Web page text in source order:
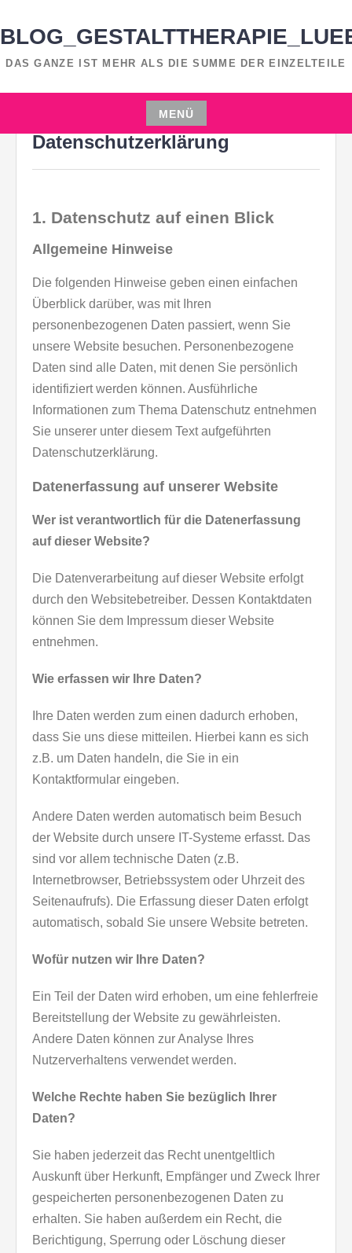
Inhalt
DAS GANZE IST MEHR ALS DIE SUMME DER EINZELTEILE
MENÜ
ZumDatenschutzerklärung
1. Datenschutz auf einen Blick
Allgemeine Hinweise
Die folgenden Hinweise geben einen einfachen
Überblick darüber, was mit Ihren
personenbezogenen Daten passiert, wenn Sie
unsere Website besuchen. Personenbezogene
Daten sind alle Daten, mit denen Sie persönlich
identifiziert werden können. Ausführliche
Informationen zum Thema Datenschutz entnehmen
Sie unserer unter diesem Text aufgeführten
Datenschutzerklärung.
Datenerfassung auf unserer Website
Wer ist verantwortlich für die Datenerfassung
auf dieser Website?
Die Datenverarbeitung auf dieser Website erfolgt
durch den Websitebetreiber. Dessen Kontaktdaten
können Sie dem Impressum dieser Website
entnehmen.
Wie erfassen wir Ihre Daten?
Ihre Daten werden zum einen dadurch erhoben,
dass Sie uns diese mitteilen. Hierbei kann es sich
z.B. um Daten handeln, die Sie in ein
Kontaktformular eingeben.
Andere Daten werden automatisch beim Besuch
der Website durch unsere IT-Systeme erfasst. Das
sind vor allem technische Daten (z.B.
Internetbrowser, Betriebssystem oder Uhrzeit des
Seitenaufrufs). Die Erfassung dieser Daten erfolgt
automatisch, sobald Sie unsere Website betreten.
Wofür nutzen wir Ihre Daten?
Ein Teil der Daten wird erhoben, um eine fehlerfreie
Bereitstellung der Website zu gewährleisten.
Andere Daten können zur Analyse Ihres
Nutzerverhaltens verwendet werden.
Welche Rechte haben Sie bezüglich Ihrer
Daten?
Sie haben jederzeit das Recht unentgeltlich
Auskunft über Herkunft, Empfänger und Zweck Ihrer
gespeicherten personenbezogenen Daten zu
erhalten. Sie haben außerdem ein Recht, die
Berichtigung, Sperrung oder Löschung dieser